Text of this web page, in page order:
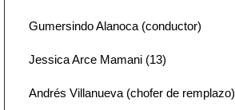
Gumersindo Alanoca (conductor)
Jessica Arce Mamani (13)
Andrés Villanueva (chofer de remplazo)